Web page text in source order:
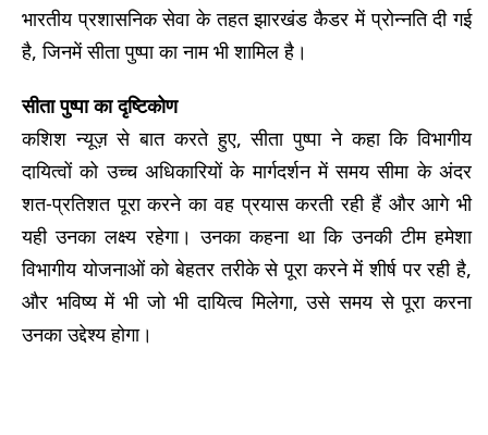
भारतीय प्रशासनिक सेवा के तहत झारखंड कैडर में प्रोन्नति दी गई
है, जिनमें सीता पुष्पा का नाम भी शामिल है।
सीता पुष्पा का दृष्टिकोण
कशिश न्यूज़ से बात करते हुए, सीता पुष्पा ने कहा कि विभागीय
दायित्वों को उच्च अधिकारियों के मार्गदर्शन में समय सीमा के अंदर
शत-प्रतिशत पूरा करने का वह प्रयास करती रही हैं और आगे भी
यही उनका लक्ष्य रहेगा। उनका कहना था कि उनकी टीम हमेशा
विभागीय योजनाओं को बेहतर तरीके से पूरा करने में शीर्ष पर रही है,
और भविष्य में भी जो भी दायित्व मिलेगा, उसे समय से पूरा करना
उनका उद्देश्य होगा।